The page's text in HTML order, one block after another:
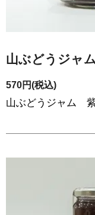
山ぶどうジャ
570円(税込)
山ぶどうジャム 紫